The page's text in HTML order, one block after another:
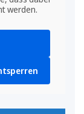
werden.